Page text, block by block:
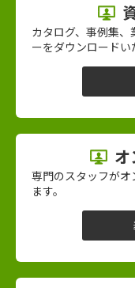
カタログ、事例集
ーをダウンロードい
専門のスタッフが
ます。